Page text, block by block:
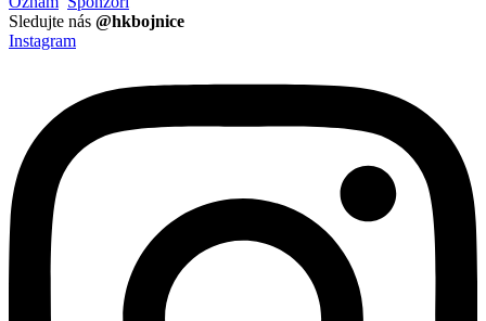
Sledujte nás @hkbojnice
Instagram